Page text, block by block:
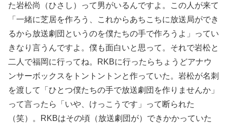
た岩松尚（ひさし）って男がいるんですよ。この人が来て
「一緒に芝居を作ろう、これからあちこちに放送局ができ
るから放送劇団というのを僕たちの手で作ろうよ」ってい
きなり言うんですよ。僕も面白いと思って。それで岩松と
二人で福岡に行ってね。RKBに行ったらちょうどアナウ
ンサーボックスをトントントンと作っていた。岩松が名刺
を渡して「ひとつ僕たちの手で放送劇団を作りませんか」
って言ったら「いや、けっこうです」って断られた
（笑）。RKBはその頃（放送劇団が）できかかっていた